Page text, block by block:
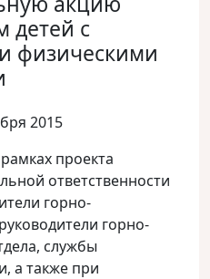
детей с
физическими
2015
проекта
ответственности
горно-
горно-
службы
а также при